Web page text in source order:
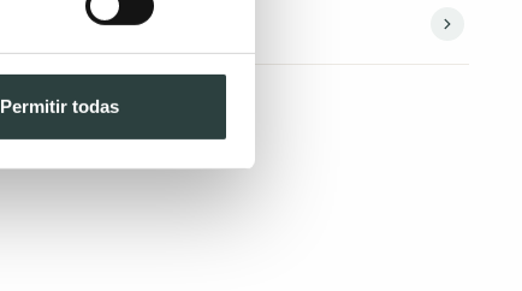
Permitir todas